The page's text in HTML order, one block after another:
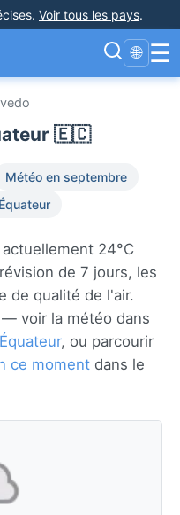
. Voir tous les pays.
🌐 ☰
🇪🇨
Météo en septembre
24°C
de 7 jours, les
de qualité de l'air.
— voir la météo dans
Équateur, ou parcourir
ce moment dans le